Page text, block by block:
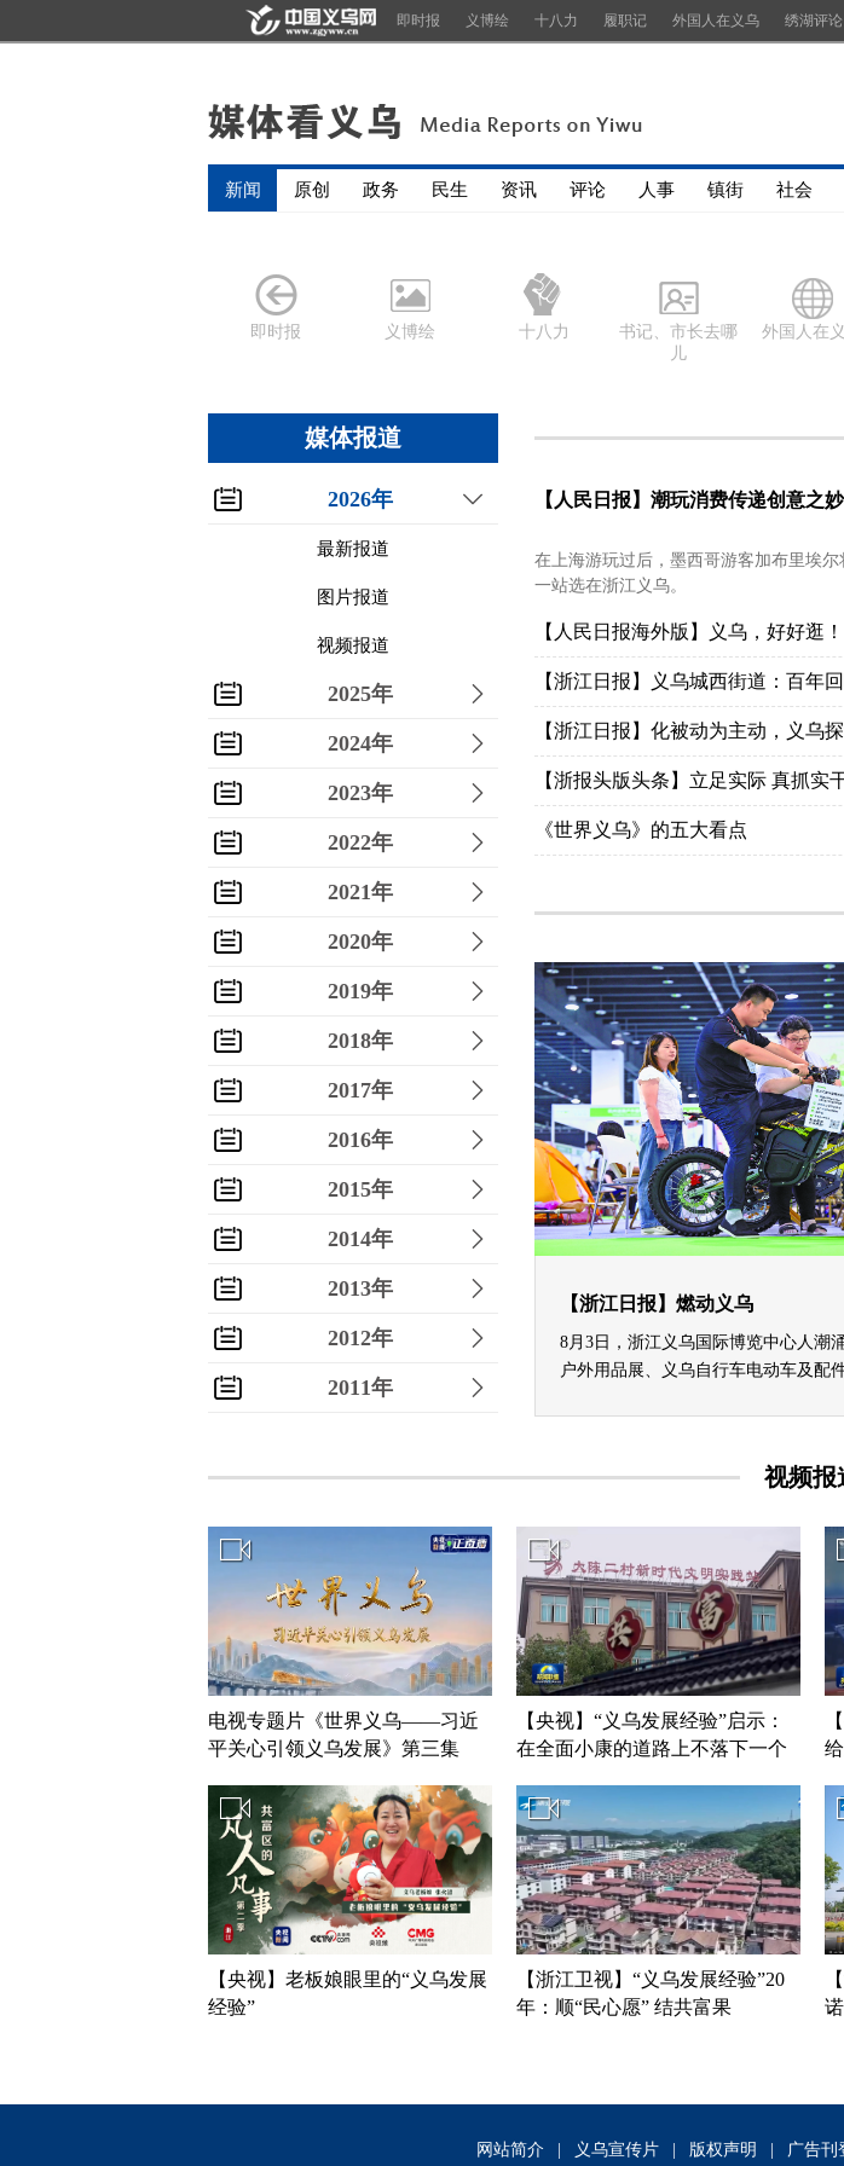
即时报 义博绘 十八力 履职记 外国人在义乌 绣湖评论
新闻 原创 政务 民生 资讯 评论 人事 镇街 社会
即时报 义博绘 十八力
书记、市长去哪
儿
外国人在
媒体报道
2026年
最新报道
图片报道
视频报道
2025年
2024年
2023年
2022年
2021年
2020年
2019年
2018年
2017年
2016年
2015年
2014年
2013年
2012年
2011年
2009年
2007年
2006年
2005年
2004年
2003年
2002年
2001年
2000年
【人民日报】潮玩消费传递创意之妙
在上海游玩过后，墨西哥游客加布里埃
一站选在浙江义乌。
【人民日报海外版】义乌，好好逛！
【浙江日报】义乌城西街道：百年
界交响通未来 真理铸魂 开放通衢
【浙江日报】化被动为主动，义乌
务联盟 当好企业商户的解忧人
【浙报头版头条】立足实际 真抓实
——“义乌发展经验”溯源系列成果在
《世界义乌》的五大看点
【浙江日报】燃动义乌
8月3日，浙江义乌国际博览中心人潮
户外用品展、义乌自行车电动车及配
视频报
电视专题片《世界义乌——习近
平关心引领义乌发展》第三集
【央视】“义乌发展经验”启示：
在全面小康的道路上不落下一个
【央视】老板娘眼里的“义乌发展
经验”
【浙江卫视】“义乌发展经验”20
年：顺“民心愿” 结共富果
网站简介 义乌宣传片 版权声明 广告刊